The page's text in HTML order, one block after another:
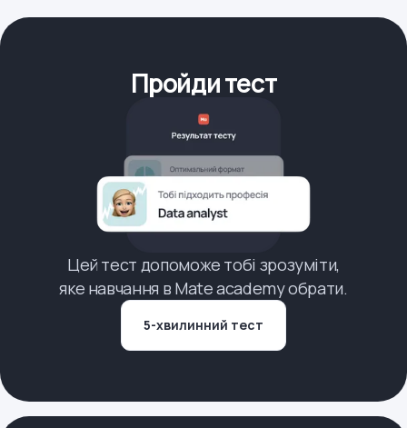
Пройди тест
Цей тест допоможе тобі зрозуміти,
яке навчання в Mate academy обрати.
5-хвилинний тест